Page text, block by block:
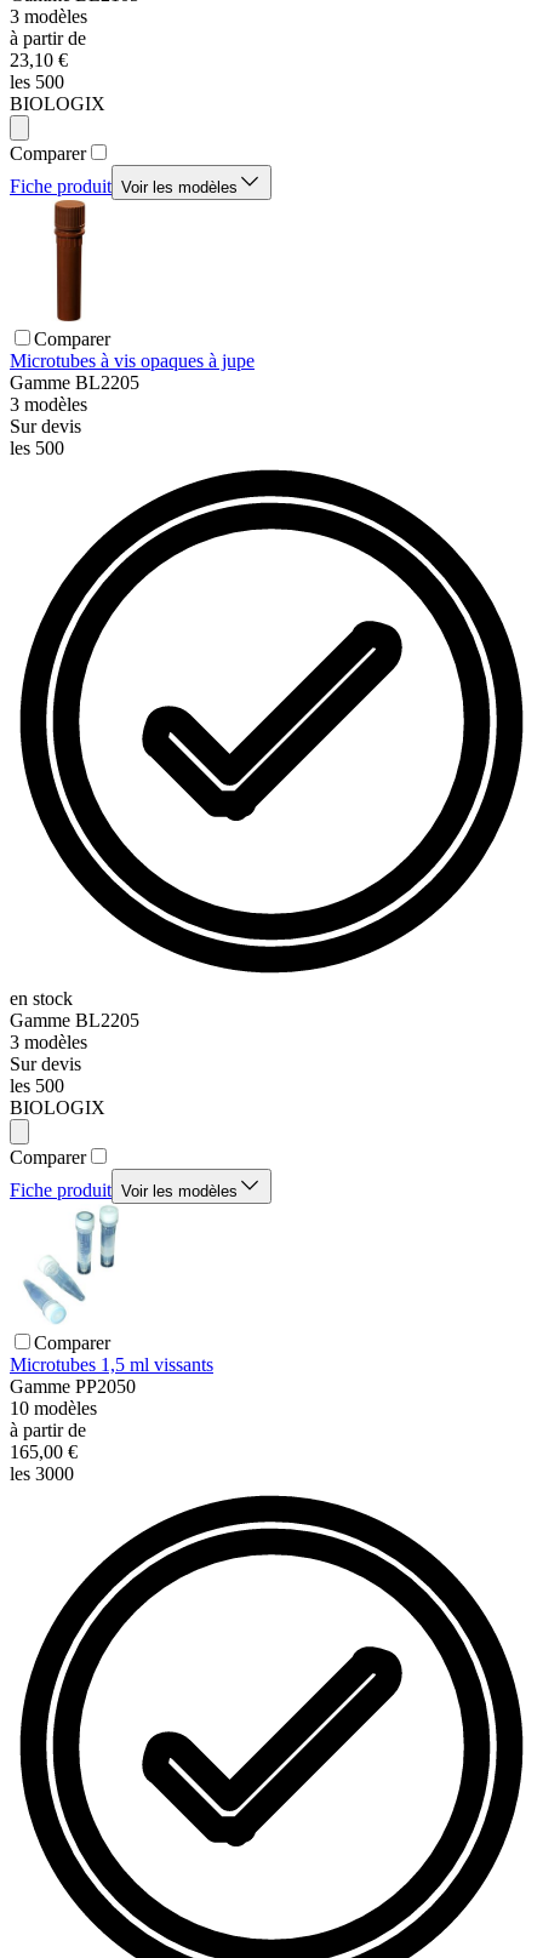
3 modèles
à partir de
23,10 €
les 500
BIOLOGIX
Comparer
Fiche produit Voir les modèles
Comparer
Microtubes à vis opaques à jupe
Gamme BL2205
3 modèles
Sur devis
les 500
en stock
Gamme BL2205
3 modèles
Sur devis
les 500
BIOLOGIX
Comparer
Fiche produit Voir les modèles
Comparer
Microtubes 1,5 ml vissants
Gamme PP2050
10 modèles
à partir de
165,00 €
les 3000